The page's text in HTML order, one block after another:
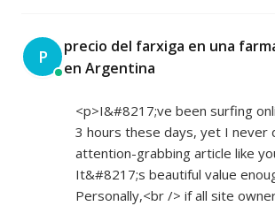
P
precio del farxiga en una
en Argentina
<p>I&#8217;ve been surfing
3 hours these days, yet I never
attention-grabbing article like
It&#8217;s beautiful value
Personally,<br /> if all site